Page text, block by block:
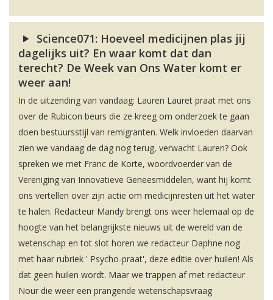
Science071: Hoeveel medicijnen plas jij
dagelijks uit? En waar komt dat dan
terecht? De Week van Ons Water komt er
weer aan!
In de uitzending van vandaag: Lauren Lauret praat met ons
over de Rubicon beurs die ze kreeg om onderzoek te gaan
doen bestuursstijl van remigranten. Welk invloeden daarvan
zien we vandaag de dag nog terug, verwacht Lauren? Ook
spreken we met Franc de Korte, woordvoerder van de
Vereniging van Innovatieve Geneesmiddelen, want hij komt
ons vertellen over zijn actie om medicijnresten uit het water
te halen. Redacteur Mandy brengt ons weer helemaal op de
hoogte van het belangrijkste nieuws uit de wereld van de
wetenschap en tot slot horen we redacteur Daphne nog
met haar rubriek ' Psycho-praat', deze editie over huilen! Als
dat geen huilen wordt. Maar we trappen af met redacteur
Nour die weer een prangende wetenschapsvraag